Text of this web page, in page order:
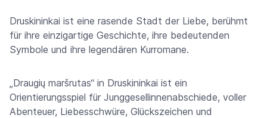
Druskininkai ist eine rasende Stadt der Liebe, berühmt
für ihre einzigartige Geschichte, ihre bedeutenden
Symbole und ihre legendären Kurromane.
„Draugių maršrutas“ in Druskininkai ist ein
Orientierungsspiel für Junggesellinnenabschiede, voller
Abenteuer, Liebesschwüre, Glückszeichen und